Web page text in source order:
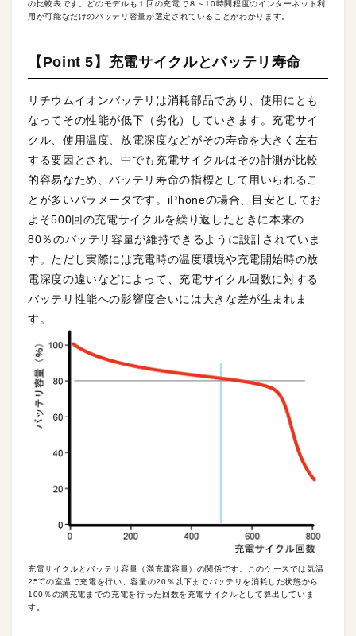
の比較表です。どのモデルも１回の充電で８～10時間程度のインターネット利
用が可能なだけのバッテリ容量が選定されていることがわかります。
【Point 5】充電サイクルとバッテリ寿命
リチウムイオンバッテリは消耗部品であり、使用にとも
なってその性能が低下（劣化）していきます。充電サイ
クル、使用温度、放電深度などがその寿命を大きく左右
する要因とされ、中でも充電サイクルはその計測が比較
的容易なため、バッテリ寿命の指標として用いられるこ
とが多いパラメータです。iPhoneの場合、目安としてお
よそ500回の充電サイクルを繰り返したときに本来の
80％のバッテリ容量が維持できるように設計されていま
す。ただし実際には充電時の温度環境や充電開始時の放
電深度の違いなどによって、充電サイクル回数に対する
バッテリ性能への影響度合いには大きな差が生まれま
す。
充電サイクルとバッテリ容量（満充電容量）の関係です。このケースでは気温
25℃の室温で充電を行い、容量の20％以下までバッテリを消耗した状態から
100％の満充電までの充電を行った回数を充電サイクルとして算出していま
す。